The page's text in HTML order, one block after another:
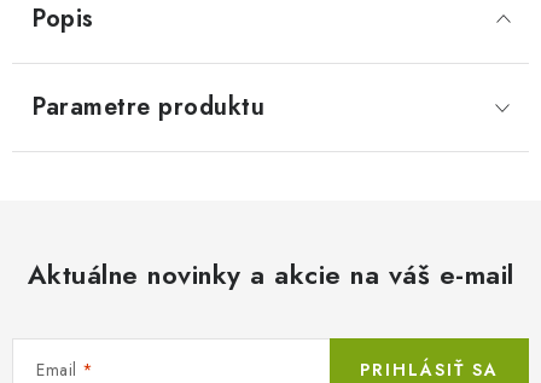
Popis
Parametre produktu
Aktuálne novinky a akcie na váš e-mail
Email PRIHLÁSIŤ SA